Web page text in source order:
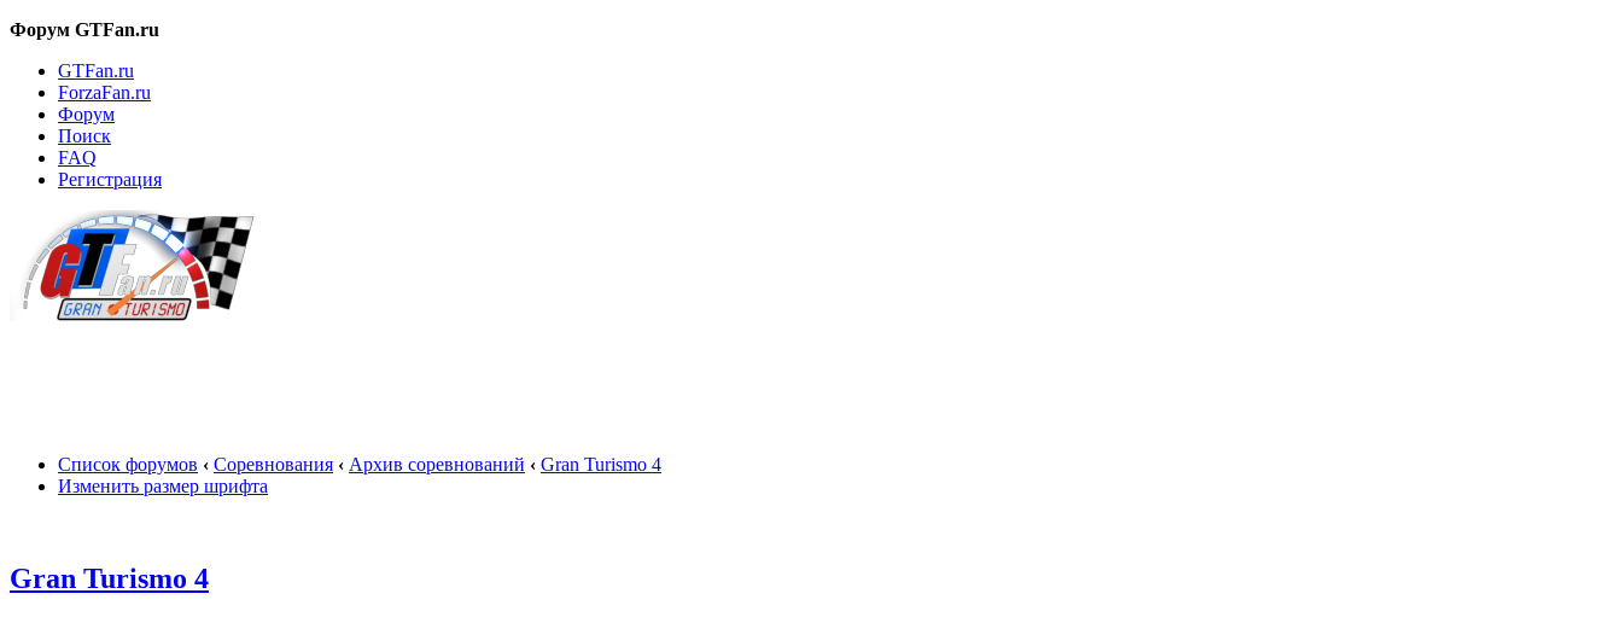
Форум GTFan.ru
GTFan.ru
ForzaFan.ru
Форум
Поиск
FAQ
Регистрация
Список форумов ‹ Соревнования ‹ Архив соревнований ‹ Gran Turismo 4
Изменить размер шрифта
Gran Turismo 4